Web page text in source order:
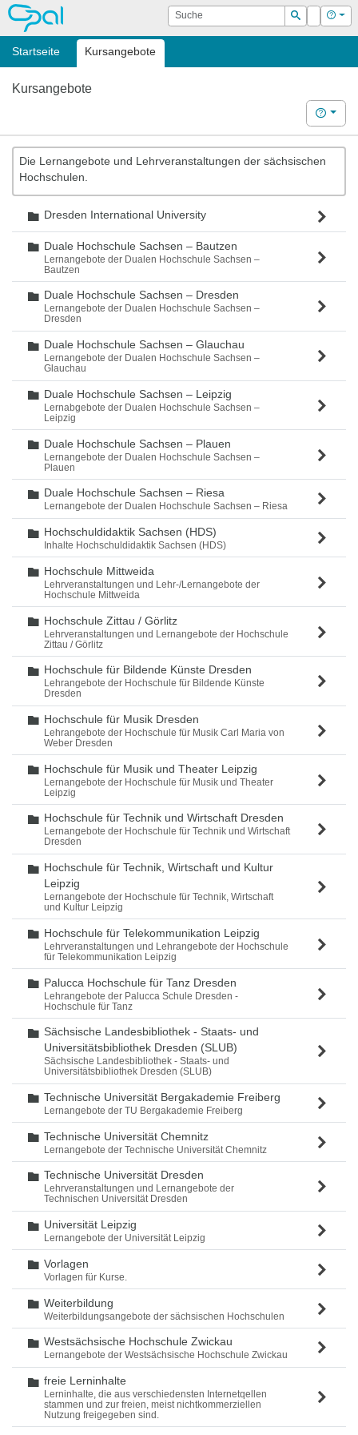
OPAL Suche
Suchen
Login Hilfe
Startseite Kursangebote
Kursangebote
Hilfe
Die Lernangebote und Lehrveranstaltungen der sächsischen
Hochschulen.
Ordner
Dresden International University
Ordner
Duale Hochschule Sachsen – Bautzen
Lernangebote der Dualen Hochschule Sachsen –
Bautzen
Ordner
Duale Hochschule Sachsen – Dresden
Lernangebote der Dualen Hochschule Sachsen –
Dresden
Ordner
Duale Hochschule Sachsen – Glauchau
Lernangebote der Dualen Hochschule Sachsen –
Glauchau
Ordner
Duale Hochschule Sachsen – Leipzig
Lernabgebote der Dualen Hochschule Sachsen –
Leipzig
Ordner
Duale Hochschule Sachsen – Plauen
Lernangebote der Dualen Hochschule Sachsen –
Plauen
Ordner
Duale Hochschule Sachsen – Riesa
Lernangebote der Dualen Hochschule Sachsen – Riesa
Ordner
Hochschuldidaktik Sachsen (HDS)
Inhalte Hochschuldidaktik Sachsen (HDS)
Ordner
Hochschule Mittweida
Lehrveranstaltungen und Lehr-/Lernangebote der
Hochschule Mittweida
Ordner
Hochschule Zittau / Görlitz
Lehrveranstaltungen und Lernangebote der Hochschule
Zittau / Görlitz
Ordner
Hochschule für Bildende Künste Dresden
Lehrangebote der Hochschule für Bildende Künste
Dresden
Ordner
Hochschule für Musik Dresden
Lehrangebote der Hochschule für Musik Carl Maria von
Weber Dresden
Ordner
Hochschule für Musik und Theater Leipzig
Lernangebote der Hochschule für Musik und Theater
Leipzig
Ordner
Hochschule für Technik und Wirtschaft Dresden
Lernangebote der Hochschule für Technik und Wirtschaft
Dresden
Ordner
Hochschule für Technik, Wirtschaft und Kultur
Leipzig
Lernangebote der Hochschule für Technik, Wirtschaft
und Kultur Leipzig
Ordner
Hochschule für Telekommunikation Leipzig
Lehrveranstaltungen und Lehrangebote der Hochschule
für Telekommunikation Leipzig
Ordner
Palucca Hochschule für Tanz Dresden
Lehrangebote der Palucca Schule Dresden -
Hochschule für Tanz
Ordner
Sächsische Landesbibliothek - Staats- und
Universitätsbibliothek Dresden (SLUB)
Sächsische Landesbibliothek - Staats- und
Universitätsbibliothek Dresden (SLUB)
Ordner
Technische Universität Bergakademie Freiberg
Lernangebote der TU Bergakademie Freiberg
Ordner
Technische Universität Chemnitz
Lernangebote der Technische Universität Chemnitz
Ordner
Technische Universität Dresden
Lehrveranstaltungen und Lernangebote der
Technischen Universität Dresden
Ordner
Universität Leipzig
Lernangebote der Universität Leipzig
Ordner
Vorlagen
Vorlagen für Kurse.
Ordner
Weiterbildung
Weiterbildungsangebote der sächsischen Hochschulen
Ordner
Westsächsische Hochschule Zwickau
Lernangebote der Westsächsische Hochschule Zwickau
Ordner
freie Lerninhalte
Lerninhalte, die aus verschiedensten Internetqellen
stammen und zur freien, meist nichtkommerziellen
Nutzung freigegeben sind.